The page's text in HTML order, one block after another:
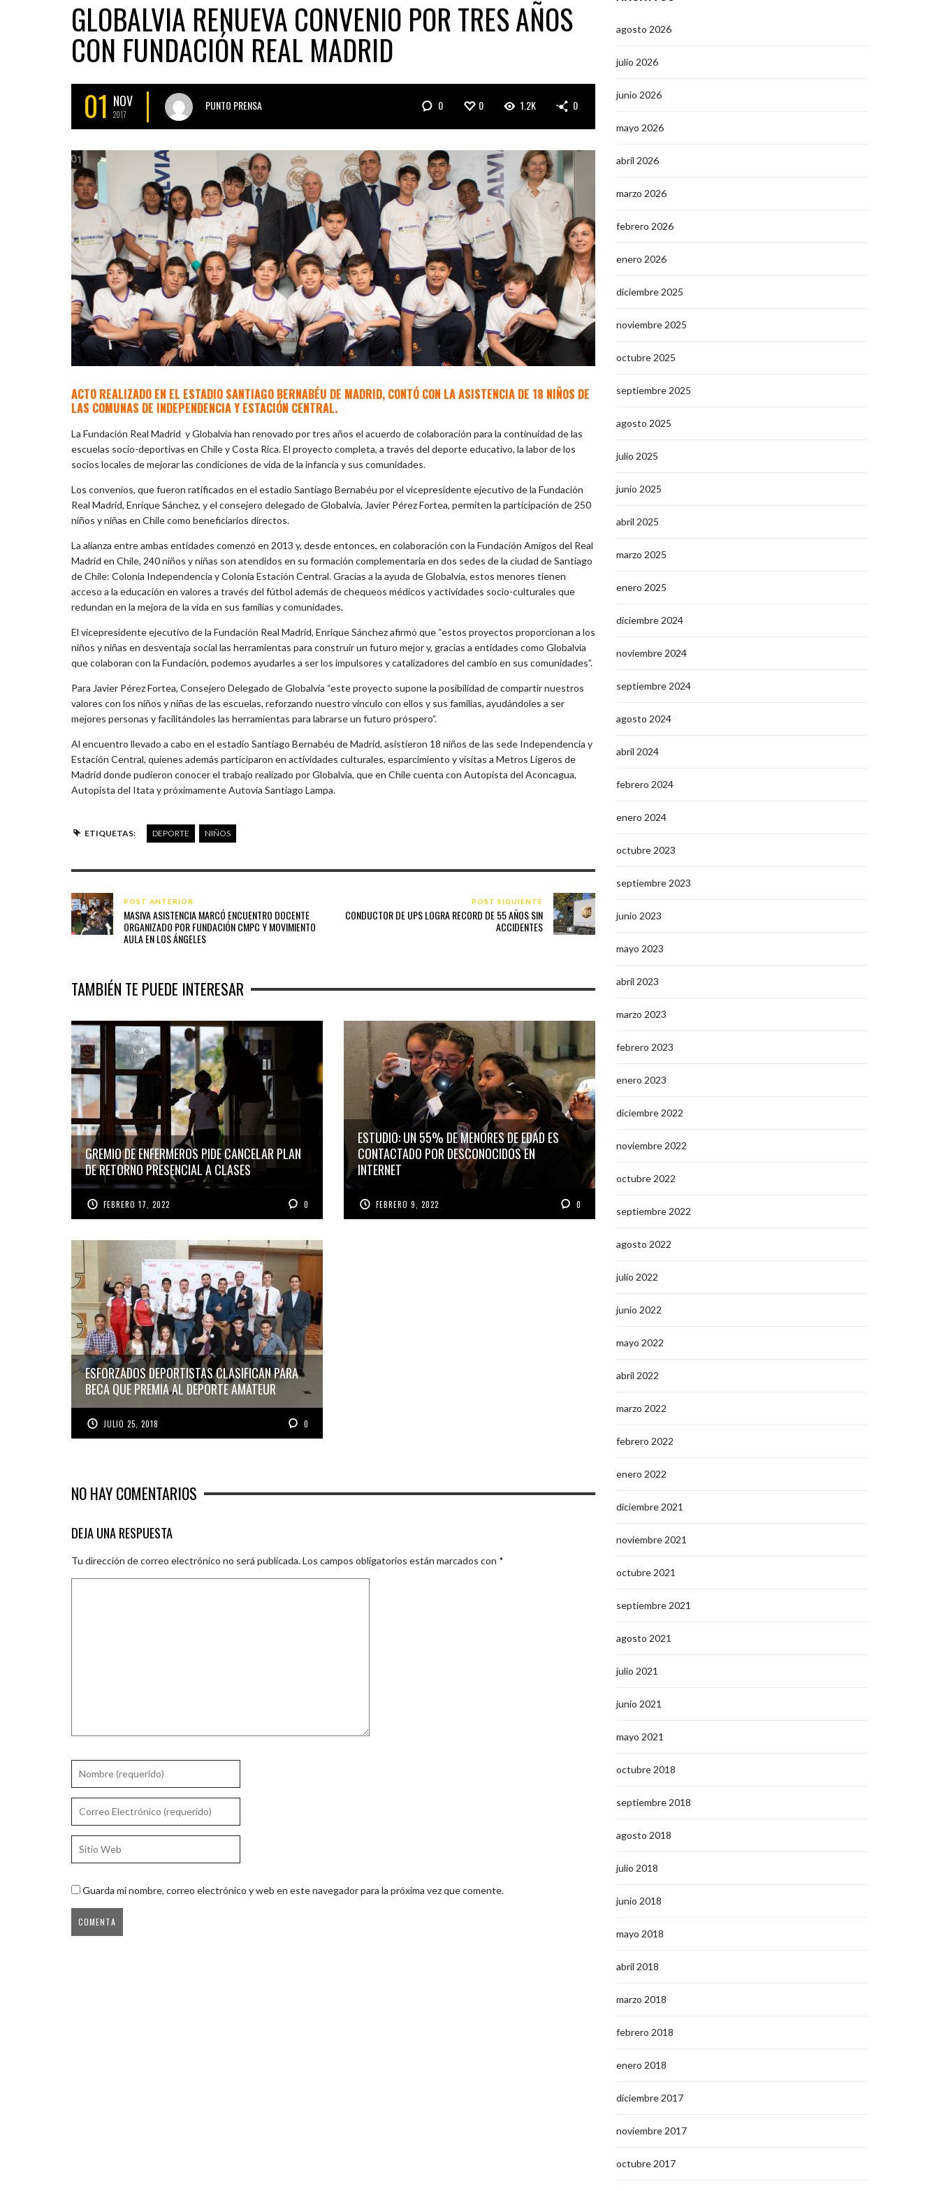
GLOBALVIA RENUEVA CONVENIO POR TRES AÑOS
CON FUNDACIÓN REAL MADRID
01 NOV
2017
PUNTO PRENSA 0 0 1.2K 0
ACTO REALIZADO EN EL ESTADIO SANTIAGO BERNABÉU DE MADRID, CONTÓ CON LA ASISTENCIA DE 18 NIÑOS DE
LAS COMUNAS DE INDEPENDENCIA Y ESTACIÓN CENTRAL.
La Fundación Real Madrid y Globalvia han renovado por tres años el acuerdo de colaboración para la continuidad de las
escuelas socio-deportivas en Chile y Costa Rica. El proyecto completa, a través del deporte educativo, la labor de los
socios locales de mejorar las condiciones de vida de la infancia y sus comunidades.
Los convenios, que fueron ratificados en el estadio Santiago Bernabéu por el vicepresidente ejecutivo de la Fundación
Real Madrid, Enrique Sánchez, y el consejero delegado de Globalvia, Javier Pérez Fortea, permiten la participación de 250
niños y niñas en Chile como beneficiarios directos.
La alianza entre ambas entidades comenzó en 2013 y, desde entonces, en colaboración con la Fundación Amigos del Real
Madrid en Chile, 240 niños y niñas son atendidos en su formación complementaria en dos sedes de la ciudad de Santiago
de Chile: Colonia Independencia y Colonia Estación Central. Gracias a la ayuda de Globalvia, estos menores tienen
acceso a la educación en valores a través del fútbol además de chequeos médicos y actividades socio-culturales que
redundan en la mejora de la vida en sus familias y comunidades.
El vicepresidente ejecutivo de la Fundación Real Madrid, Enrique Sánchez afirmó que “estos proyectos proporcionan a los
niños y niñas en desventaja social las herramientas para construir un futuro mejor y, gracias a entidades como Globalvia
que colaboran con la Fundación, podemos ayudarles a ser los impulsores y catalizadores del cambio en sus comunidades”.
Para Javier Pérez Fortea, Consejero Delegado de Globalvia “este proyecto supone la posibilidad de compartir nuestros
valores con los niños y niñas de las escuelas, reforzando nuestro vínculo con ellos y sus familias, ayudándoles a ser
mejores personas y facilitándoles las herramientas para labrarse un futuro próspero”.
Al encuentro llevado a cabo en el estadio Santiago Bernabéu de Madrid, asistieron 18 niños de las sede Independencia y
Estación Central, quienes además participaron en actividades culturales, esparcimiento y visitas a Metros Ligeros de
Madrid donde pudieron conocer el trabajo realizado por Globalvia, que en Chile cuenta con Autopista del Aconcagua,
Autopista del Itata y próximamente Autovía Santiago Lampa.
ETIQUETAS: DEPORTE NIÑOS
POST ANTERIOR
MASIVA ASISTENCIA MARCÓ ENCUENTRO DOCENTE
ORGANIZADO POR FUNDACIÓN CMPC Y MOVIMIENTO
AULA EN LOS ÁNGELES
POST SIGUIENTE
CONDUCTOR DE UPS LOGRA RECORD DE 55 AÑOS SIN
ACCIDENTES
TAMBIÉN TE PUEDE INTERESAR
GREMIO DE ENFERMEROS PIDE CANCELAR PLAN
DE RETORNO PRESENCIAL A CLASES
FEBRERO 17, 2022 0
ESTUDIO: UN 55% DE MENORES DE EDAD ES
CONTACTADO POR DESCONOCIDOS EN
INTERNET
FEBRERO 9, 2022 0
ESFORZADOS DEPORTISTAS CLASIFICAN PARA
BECA QUE PREMIA AL DEPORTE AMATEUR
JULIO 25, 2018 0
NO HAY COMENTARIOS
DEJA UNA RESPUESTA
Tu dirección de correo electrónico no será publicada.Los campos obligatorios están marcados con *
Guarda mi nombre, correo electrónico y web en este navegador para la próxima vez que comente.
agosto 2026
julio 2026
junio 2026
mayo 2026
abril 2026
marzo 2026
febrero 2026
enero 2026
diciembre 2025
noviembre 2025
octubre 2025
septiembre 2025
agosto 2025
julio 2025
junio 2025
abril 2025
marzo 2025
enero 2025
diciembre 2024
noviembre 2024
septiembre 2024
agosto 2024
abril 2024
febrero 2024
enero 2024
octubre 2023
septiembre 2023
junio 2023
mayo 2023
abril 2023
marzo 2023
febrero 2023
enero 2023
diciembre 2022
noviembre 2022
octubre 2022
septiembre 2022
agosto 2022
julio 2022
junio 2022
mayo 2022
abril 2022
marzo 2022
febrero 2022
enero 2022
diciembre 2021
noviembre 2021
octubre 2021
septiembre 2021
agosto 2021
julio 2021
junio 2021
mayo 2021
octubre 2018
septiembre 2018
agosto 2018
julio 2018
junio 2018
mayo 2018
abril 2018
marzo 2018
febrero 2018
enero 2018
diciembre 2017
noviembre 2017
octubre 2017